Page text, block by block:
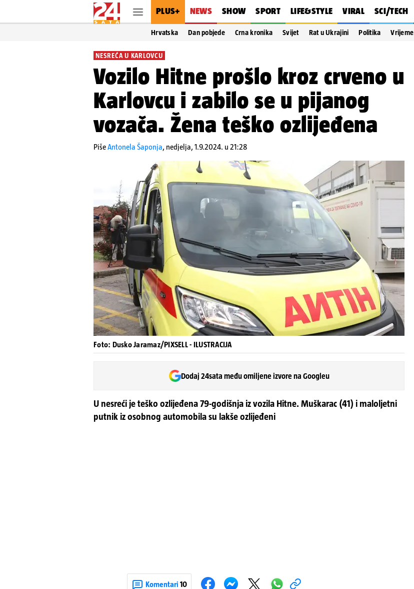
PLUS+ NEWS SHOW SPORT LIFE&STYLE VIRAL SCI/TECH
Hrvatska Dan pobjede Crna kronika Svijet Rat u Ukrajini Politika Vrijeme
NESREĆA U KARLOVCU
Vozilo Hitne prošlo kroz crveno u
Karlovcu i zabilo se u pijanog
vozača. Žena teško ozlijeđena
PišeAntonela Šaponja, nedjelja, 1.9.2024. u 21:28
Foto: Dusko Jaramaz/PIXSELL - ILUSTRACIJA
Dodaj 24sata među omiljene izvore na Googleu
U nesreći je teško ozlijeđena 79-godišnja iz vozila Hitne. Muškarac (41) i maloljetni
putnik iz osobnog automobila su lakše ozlijeđeni
Komentari 10